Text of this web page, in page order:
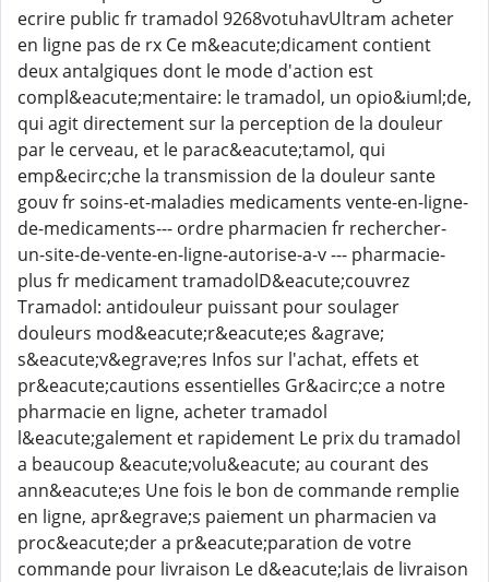
ecrire public fr tramadol 9268votuhavUltram acheter
en ligne pas de rx Ce m&eacute;dicament contient
deux antalgiques dont le mode d'action est
compl&eacute;mentaire: le tramadol, un opio&iuml;de,
qui agit directement sur la perception de la douleur
par le cerveau, et le parac&eacute;tamol, qui
emp&ecirc;che la transmission de la douleur sante
gouv fr soins-et-maladies medicaments vente-en-ligne-
de-medicaments--- ordre pharmacien fr rechercher-
un-site-de-vente-en-ligne-autorise-a-v --- pharmacie-
plus fr medicament tramadolD&eacute;couvrez
Tramadol: antidouleur puissant pour soulager
douleurs mod&eacute;r&eacute;es &agrave;
s&eacute;v&egrave;res Infos sur l'achat, effets et
pr&eacute;cautions essentielles Gr&acirc;ce a notre
pharmacie en ligne, acheter tramadol
l&eacute;galement et rapidement Le prix du tramadol
a beaucoup &eacute;volu&eacute; au courant des
ann&eacute;es Une fois le bon de commande remplie
en ligne, apr&egrave;s paiement un pharmacien va
proc&eacute;der a pr&eacute;paration de votre
commande pour livraison Le d&eacute;lais de livraison